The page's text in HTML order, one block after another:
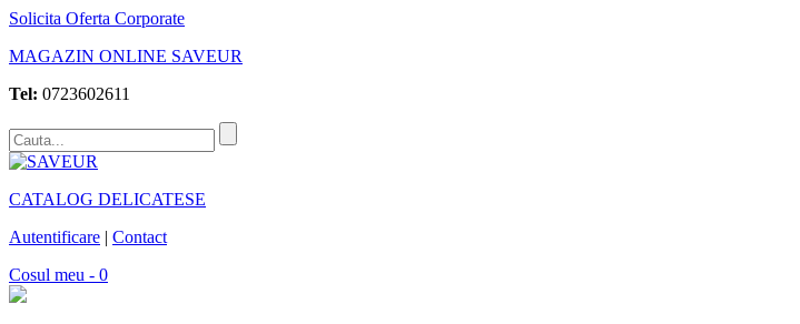
Solicita Oferta Corporate
MAGAZIN ONLINE SAVEUR
Tel: 0723602611
CATALOG DELICATESE
Autentificare | Contact
Cosul meu - 0